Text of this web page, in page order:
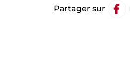
Partager sur